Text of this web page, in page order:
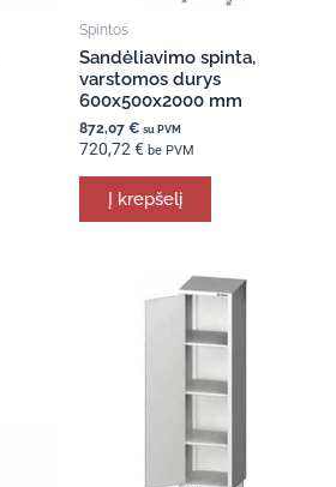
Spintos
Sandėliavimo spinta,
varstomos durys
600x500x2000 mm
872,07 € su PVM
720,72 € be PVM
Į krepšelį